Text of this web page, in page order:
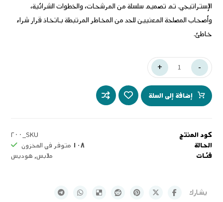
الإستراتيجي. تم تصميم سلسلة من المرشحات، والخطوات الشرائية،
وأصحاب المصلحة المعنيين للحد من المخاطر المرتبطة باتخاذ قرار شراء
خاطئ.
-
+
إضافة إلى السلة
كود المنتج
SKU_٢٠٠
الحالة
١٠٨ متوفر في المخزون
فئات
ملابس, هوديس